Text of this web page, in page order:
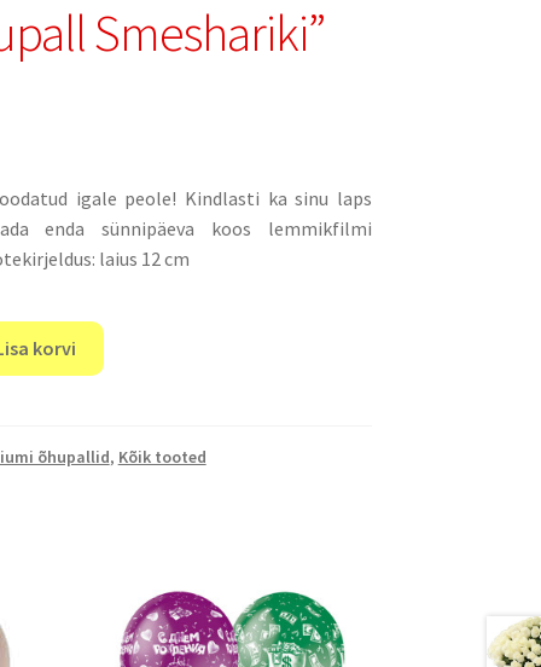
Smeshariki”
igale peole! Kindlasti ka sinu laps
enda sünnipäeva koos lemmikfilmi
laius 12 cm
korvi
õhupallid, Kõik tooted